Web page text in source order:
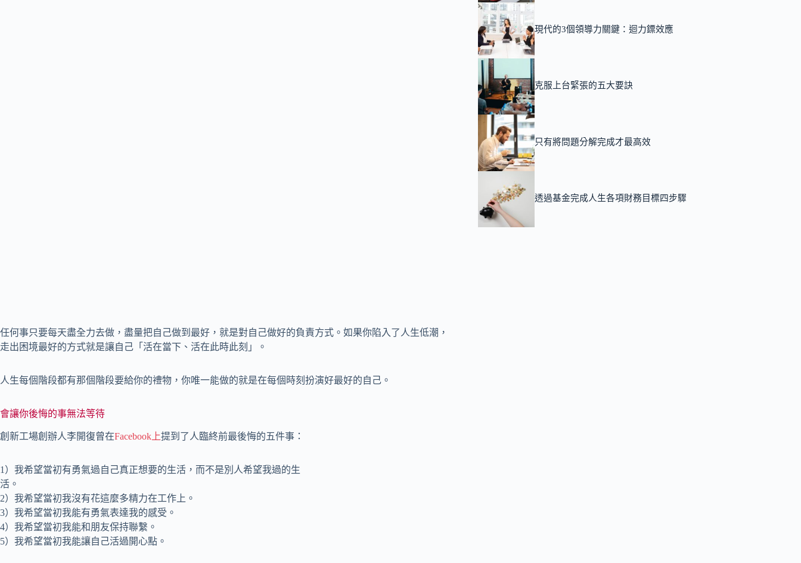
任何事只要每天盡全力去做，盡量把自己做到最好，就是對自己做好的負責方式。如果你陷入了人生低潮，
走出困境最好的方式就是讓自己「活在當下、活在此時此刻」。
人生每個階段都有那個階段要給你的禮物，你唯一能做的就是在每個時刻扮演好最好的自己。
會讓你後悔的事無法等待
創新工場創辦人李開復曾在Facebook上提到了人臨終前最後悔的五件事：
1）我希望當初有勇氣過自己真正想要的生活，而不是別人希望我過的生
活。
2）我希望當初我沒有花這麼多精力在工作上。
3）我希望當初我能有勇氣表達我的感受。
4）我希望當初我能和朋友保持聯繫。
5）我希望當初我能讓自己活過開心點。
現代的3個領導力關鍵：迴力鏢效應
克服上台緊張的五大要訣
只有將問題分解完成才最高效
透過基金完成人生各項財務目標四步驟